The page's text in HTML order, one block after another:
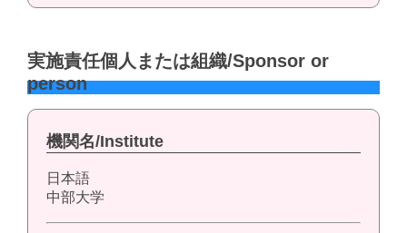
実施責任個人または組織/Sponsor or
person
機関名/Institute
日本語
中部大学